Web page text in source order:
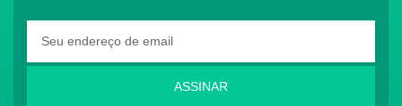
ASSINAR